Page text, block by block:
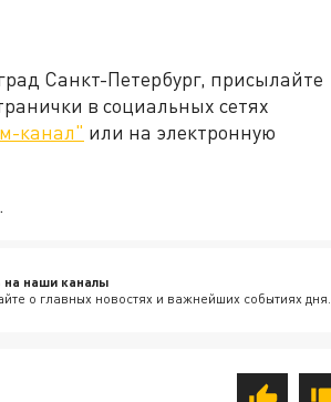
Санкт-Петербург, присылайте
в социальных сетях
канал" или на электронную
на наши каналы
о главных новостях и важнейших событиях дня.